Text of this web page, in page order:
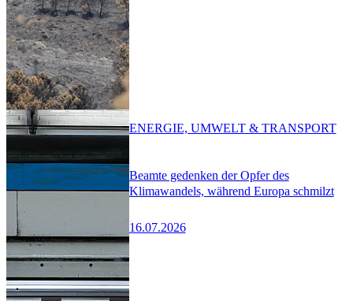
Beamte gedenken der Opfer des
Klimawandels, während Europa schmilzt
16.07.2026
ENERGIE, UMWELT & TRANSPORT